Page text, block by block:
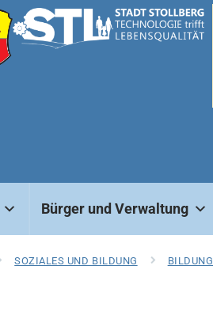
Bürger und Verwaltung
SOZIALES UND BILDUNG BILDUNG